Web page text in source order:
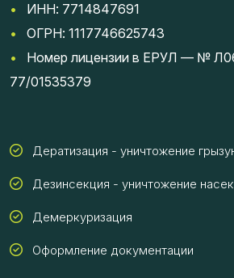
•
ИНН: 7714847691
• ОГРН: 1117746625743
• Номер лицензии в ЕРУЛ — №
77/01535379
Дератизация - уничтожение
Дезинсекция - уничтожение
Демеркуризация
Оформление документации